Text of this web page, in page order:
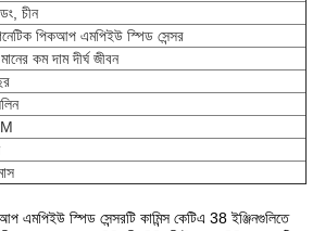
চীন
পিকআপ এমপিইউ স্পিড সেন্সর
কম দাম দীর্ঘ জীবন
স্পিড সেন্সরটি কামিন্স কেটিএ 38 ইঞ্জিনগুলিতে